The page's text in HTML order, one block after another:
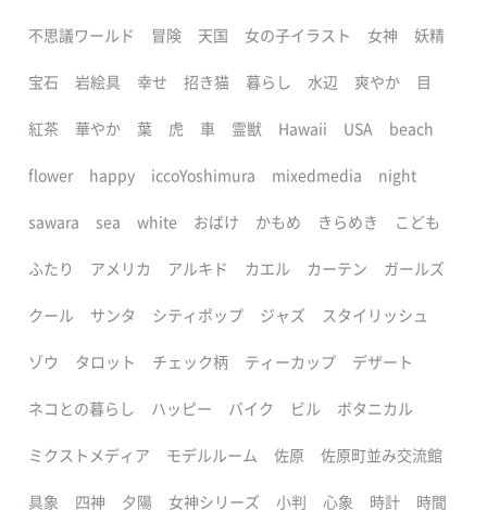
不思議ワールド 冒険 天国 女の子イラスト 女神 妖精
宝石 岩絵具 幸せ 招き猫 暮らし 水辺 爽やか 目
紅茶 華やか 葉 虎 車 霊獣 Hawaii USA beach
flower happy iccoYoshimura mixedmedia night
sawara sea white おばけ かもめ きらめき こども
ふたり アメリカ アルキド カエル カーテン ガールズ
クール サンタ シティポップ ジャズ スタイリッシュ
ゾウ タロット チェック柄 ティーカップ デザート
ネコとの暮らし ハッピー バイク ビル ボタニカル
ミクストメディア モデルルーム 佐原 佐原町並み交流館
具象 四神 夕陽 女神シリーズ 小判 心象 時計 時間